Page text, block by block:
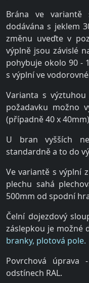
Brána ve
dodávána s jeklem
změnu uveďte v
výplně jsou závislé
pohybuje okolo 90 -
s výplní ve
Varianta s
požadavku možno
(případně 40 x
U bran vyšších
standardně a to do
Ve variantě s výplní
plechu sahá
500mm od spodní
Čelní dojezdový
záslepkou je možné
branky, plotová pole.
Povrchová úprava
odstínech RAL.